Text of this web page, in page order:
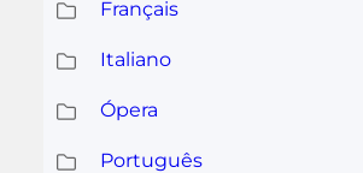
Français
Italiano
Ópera
Português